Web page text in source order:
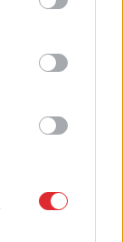
tags to
below Google